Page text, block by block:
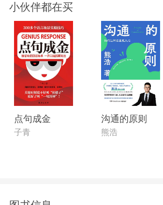
小伙伴都在买
点句成金
子青
沟通的原则
熊浩